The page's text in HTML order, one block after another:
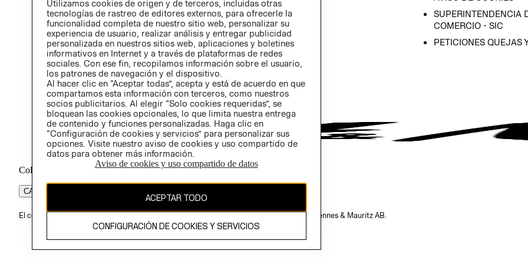
ÉTICA (INGLÉS)
SUPERINTENDENCIA
COMERCIO - SIC
PETICIONES QUEJAS
Colombia ($)
CAMBIAR REGIÓN
El contenido de esta página web está protegido por copyright y es propiedad de H&M Hennes & Mauritz AB.
Utilizamos cookies de origen y de terceros, incluidas otras
tecnologías de rastreo de editores externos, para ofrecerle la
funcionalidad completa de nuestro sitio web, personalizar su
experiencia de usuario, realizar análisis y entregar publicidad
personalizada en nuestros sitios web, aplicaciones y boletines
informativos en Internet y a través de plataformas de redes
sociales. Con ese fin, recopilamos información sobre el usuario,
los patrones de navegación y el dispositivo.
Al hacer clic en “Aceptar todas”, acepta y está de acuerdo en que
compartamos esta información con terceros, como nuestros
socios publicitarios. Al elegir “Solo cookies requeridas”, se
bloquean las cookies opcionales, lo que limita nuestra entrega
de contenido y funciones personalizadas. Haga clic en
“Configuración de cookies y servicios” para personalizar sus
opciones. Visite nuestro aviso de cookies y uso compartido de
datos para obtener más información.
Aviso de cookies y uso compartido de datos
ACEPTAR TODO
CONFIGURACIÓN DE COOKIES Y SERVICIOS